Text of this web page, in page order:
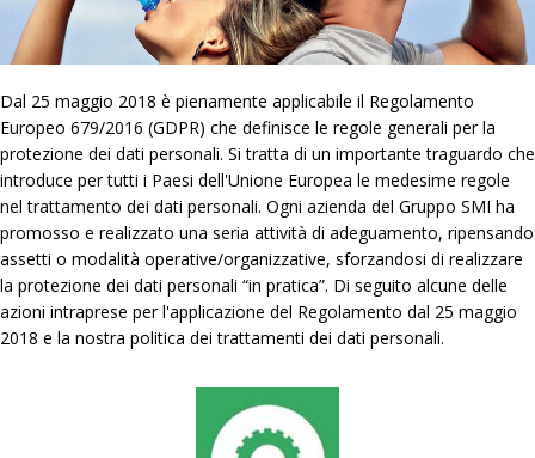
Dal 25 maggio 2018 è pienamente applicabile il Regolamento
Europeo 679/2016 (GDPR) che definisce le regole generali per la
protezione dei dati personali. Si tratta di un importante traguardo che
introduce per tutti i Paesi dell'Unione Europea le medesime regole
nel trattamento dei dati personali. Ogni azienda del Gruppo SMI ha
promosso e realizzato una seria attività di adeguamento, ripensando
assetti o modalità operative/organizzative, sforzandosi di realizzare
la protezione dei dati personali “in pratica”. Di seguito alcune delle
azioni intraprese per l'applicazione del Regolamento dal 25 maggio
2018 e la nostra politica dei trattamenti dei dati personali.